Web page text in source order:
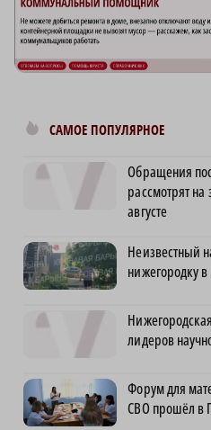
САМОЕ ПОПУЛЯРНОЕ
Обращения
рассмотрят
августе
Неизвестный
нижегородку
лидеров
Форум для
СВО прошёл в